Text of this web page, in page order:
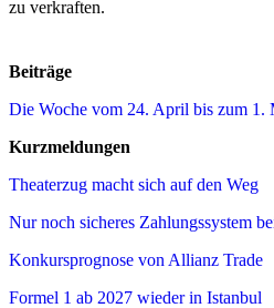
zu verkraften.
Beiträge
Die Woche vom 24. April bis zum 1.
Kurzmeldungen
Theaterzug macht sich auf den Weg
Nur noch sicheres Zahlungssystem
Konkursprognose von Allianz Trade
Formel 1 ab 2027 wieder in Istanbul